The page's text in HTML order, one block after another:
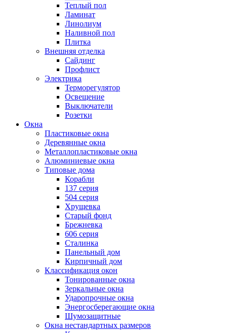
Теплый пол
Ламинат
Линолиум
Наливной пол
Плитка
Внешняя отделка
Сайдинг
Профлист
Электрика
Терморегулятор
Освещение
Выключатели
Розетки
Окна
Пластиковые окна
Деревянные окна
Металлопластиковые окна
Алюминиевые окна
Типовые дома
Корабли
137 серия
504 серия
Хрущевка
Старый фонд
Брежневка
606 серия
Сталинка
Панельный дом
Кирпичный дом
Классификация окон
Тонированные окна
Зеркальные окна
Ударопрочные окна
Энергосберегающие окна
Шумозащитные
Окна нестандартных размеров